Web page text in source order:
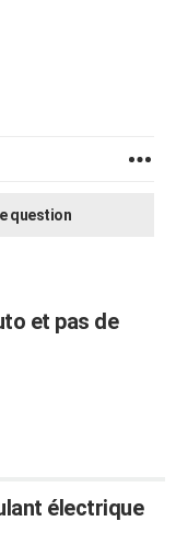
question
et pas de
électrique